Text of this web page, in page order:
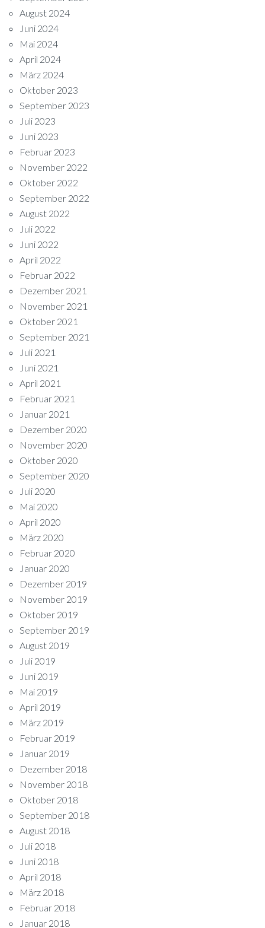
August 2024
Juni 2024
Mai 2024
April 2024
März 2024
Oktober 2023
September 2023
Juli 2023
Juni 2023
Februar 2023
November 2022
Oktober 2022
September 2022
August 2022
Juli 2022
Juni 2022
April 2022
Februar 2022
Dezember 2021
November 2021
Oktober 2021
September 2021
Juli 2021
Juni 2021
April 2021
Februar 2021
Januar 2021
Dezember 2020
November 2020
Oktober 2020
September 2020
Juli 2020
Mai 2020
April 2020
März 2020
Februar 2020
Januar 2020
Dezember 2019
November 2019
Oktober 2019
September 2019
August 2019
Juli 2019
Juni 2019
Mai 2019
April 2019
März 2019
Februar 2019
Januar 2019
Dezember 2018
November 2018
Oktober 2018
September 2018
August 2018
Juli 2018
Juni 2018
April 2018
März 2018
Februar 2018
Januar 2018